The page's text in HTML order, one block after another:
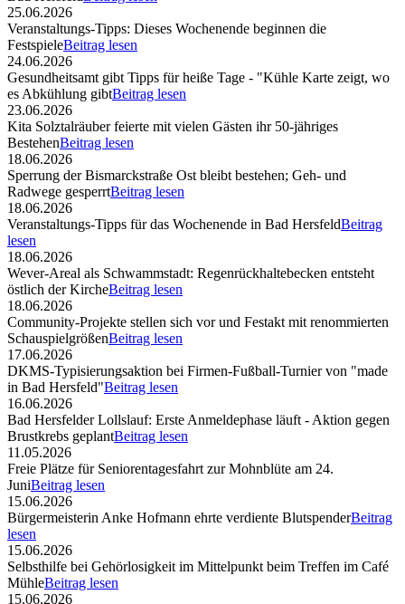
25.06.2026
Veranstaltungs-Tipps: Dieses Wochenende beginnen die
FestspieleBeitrag lesen
24.06.2026
Gesundheitsamt gibt Tipps für heiße Tage - "Kühle Karte zeigt, wo
es Abkühlung gibtBeitrag lesen
23.06.2026
Kita Solztalräuber feierte mit vielen Gästen ihr 50-jähriges
BestehenBeitrag lesen
18.06.2026
Sperrung der Bismarckstraße Ost bleibt bestehen; Geh- und
Radwege gesperrtBeitrag lesen
18.06.2026
Veranstaltungs-Tipps für das Wochenende in Bad HersfeldBeitrag
lesen
18.06.2026
Wever-Areal als Schwammstadt: Regenrückhaltebecken entsteht
östlich der KircheBeitrag lesen
18.06.2026
Community-Projekte stellen sich vor und Festakt mit renommierten
SchauspielgrößenBeitrag lesen
17.06.2026
DKMS-Typisierungsaktion bei Firmen-Fußball-Turnier von "made
in Bad Hersfeld"Beitrag lesen
16.06.2026
Bad Hersfelder Lollslauf: Erste Anmeldephase läuft - Aktion gegen
Brustkrebs geplantBeitrag lesen
11.05.2026
Freie Plätze für Seniorentagesfahrt zur Mohnblüte am 24.
JuniBeitrag lesen
15.06.2026
Bürgermeisterin Anke Hofmann ehrte verdiente BlutspenderBeitrag
lesen
15.06.2026
Selbsthilfe bei Gehörlosigkeit im Mittelpunkt beim Treffen im Café
MühleBeitrag lesen
15.06.2026